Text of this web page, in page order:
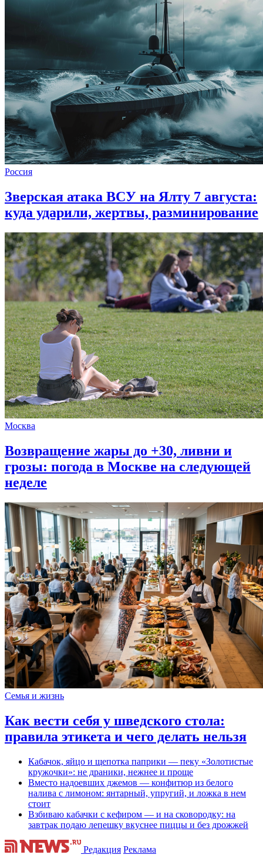
Россия
Зверская атака ВСУ на Ялту 7 августа:
куда ударили, жертвы, разминирование
Москва
Возвращение жары до +30, ливни и
грозы: погода в Москве на следующей
неделе
Семья и жизнь
Как вести себя у шведского стола:
правила этикета и чего делать нельзя
Кабачок, яйцо и щепотка паприки — пеку «Золотистые
кружочки»: не драники, нежнее и проще
Вместо надоевших джемов — конфитюр из белого
налива с лимоном: янтарный, упругий, и ложка в нем
стоит
Взбиваю кабачки с кефиром — и на сковородку: на
завтрак подаю лепешку вкуснее пиццы и без дрожжей
Редакция Реклама